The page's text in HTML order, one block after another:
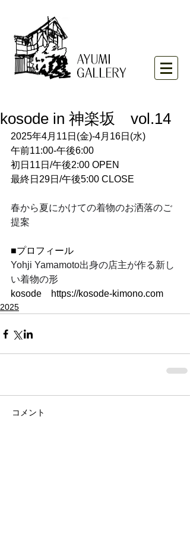
kosode in 神楽坂 vol.14
2025年4月11日(金)-4月16日(水)
午前11:00-午後6:00
初日11日/午後2:00 OPEN
最終日29日/午後5:00 CLOSE
春から夏にかけての着物のお洒落のご
提案
■プロフィール
Yohji Yamamoto出身の店主が作る新し
い着物の形
kosode　https://kosode-kimono.com
2025
コメント